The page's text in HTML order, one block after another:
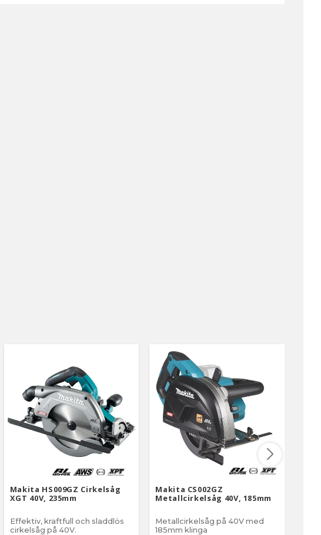
Makita HS009GZ Cirkelsåg
XGT 40V, 235mm
Effektiv, kraftfull och sladdlös
cirkelsåg på 40V.
Makita CS002GZ
Metallcirkelsåg 40V, 185mm
Metallcirkelsåg på 40V med
185mm klinga